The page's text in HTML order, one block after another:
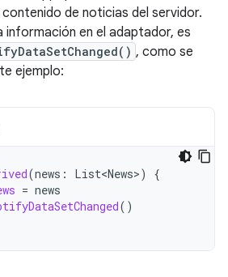
de noticias del servidor.
información en el adaptador, es
, como se
ejemplo:
(news : List<News>)
{
= news
()